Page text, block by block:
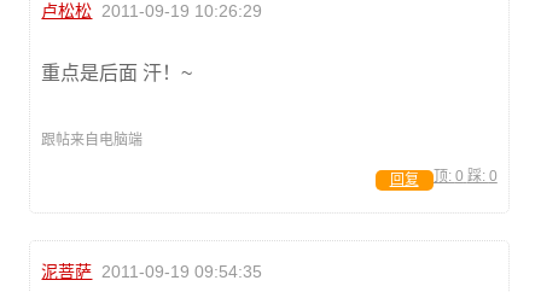
卢松松 2011-09-19 10:26:29
重点是后面 汗！~
跟帖来自电脑端
顶: 0 踩: 0
回复
泥菩萨 2011-09-19 09:54:35